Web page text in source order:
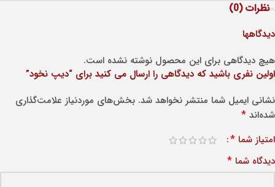
نظرات (0)
دیدگاهها
هیچ دیدگاهی برای این محصول نوشته نشده است.
اولین نفری باشید که دیدگاهی را ارسال می کنید برای “دیپ نخود”
نشانی ایمیل شما منتشر نخواهد شد. بخش‌های موردنیاز علامت‌گذاری
شده‌اند *
امتیاز شما *
دیدگاه شما *